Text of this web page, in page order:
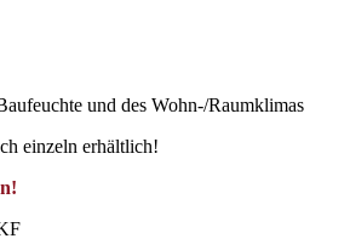
und des Wohn-/Raumklimas
einzeln erhältlich!